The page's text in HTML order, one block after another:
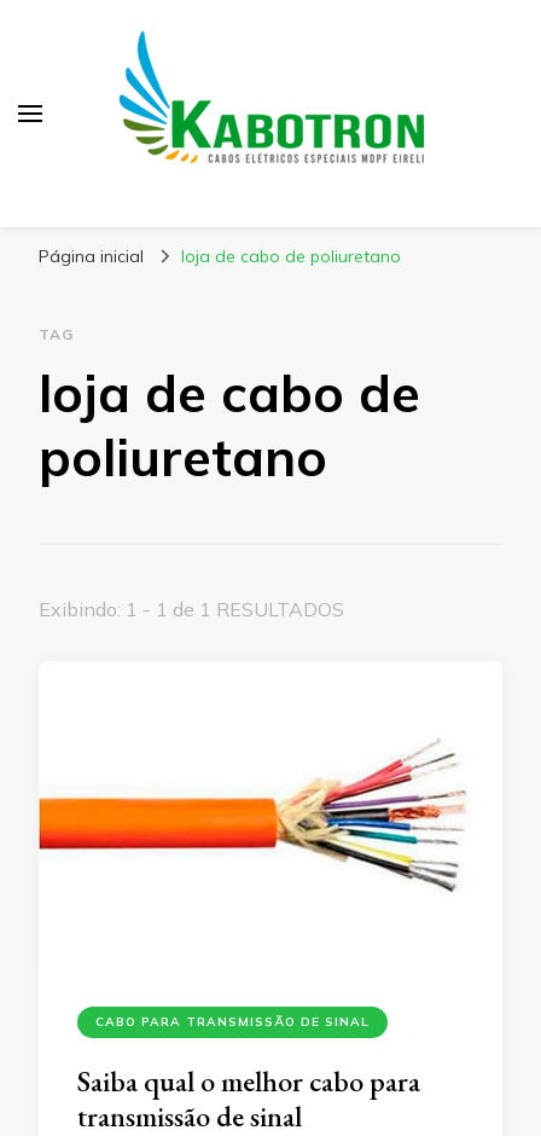
Página inicial loja de cabo de poliuretano
TAG
loja de cabo de
poliuretano
Exibindo: 1 - 1 de 1 RESULTADOS
CABO PARA TRANSMISSÃO DE SINAL
Saiba qual o melhor cabo para
transmissão de sinal